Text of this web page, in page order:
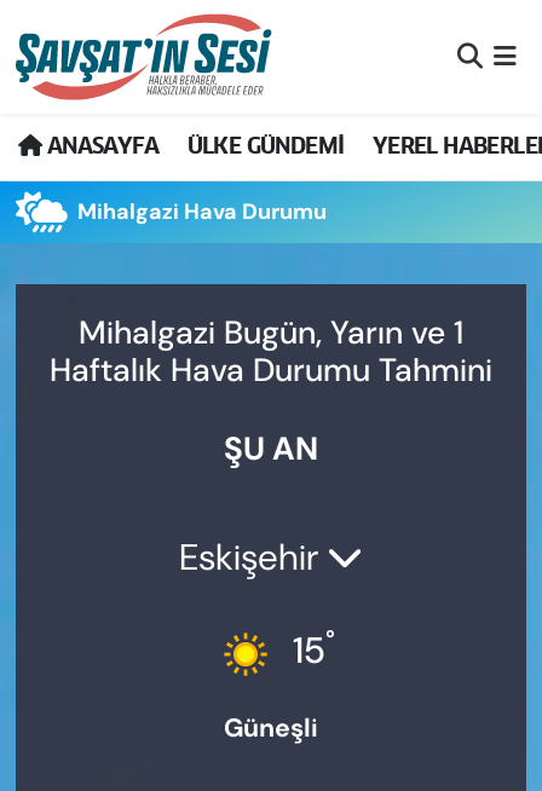
ANASAYFA ÜLKE GÜNDEMİ YEREL
Mihalgazi Hava Durumu
Mihalgazi Bugün, Yarın ve 1
Haftalık Hava Durumu Tahmini
ŞU AN
Eskişehir
15°
Güneşli
Artvin Nöbetçi Eczaneler
Artvin Hava Durumu
Artvin Namaz Vakitleri
Puan Durumu ve Fikstür
Son Dakika Haberleri